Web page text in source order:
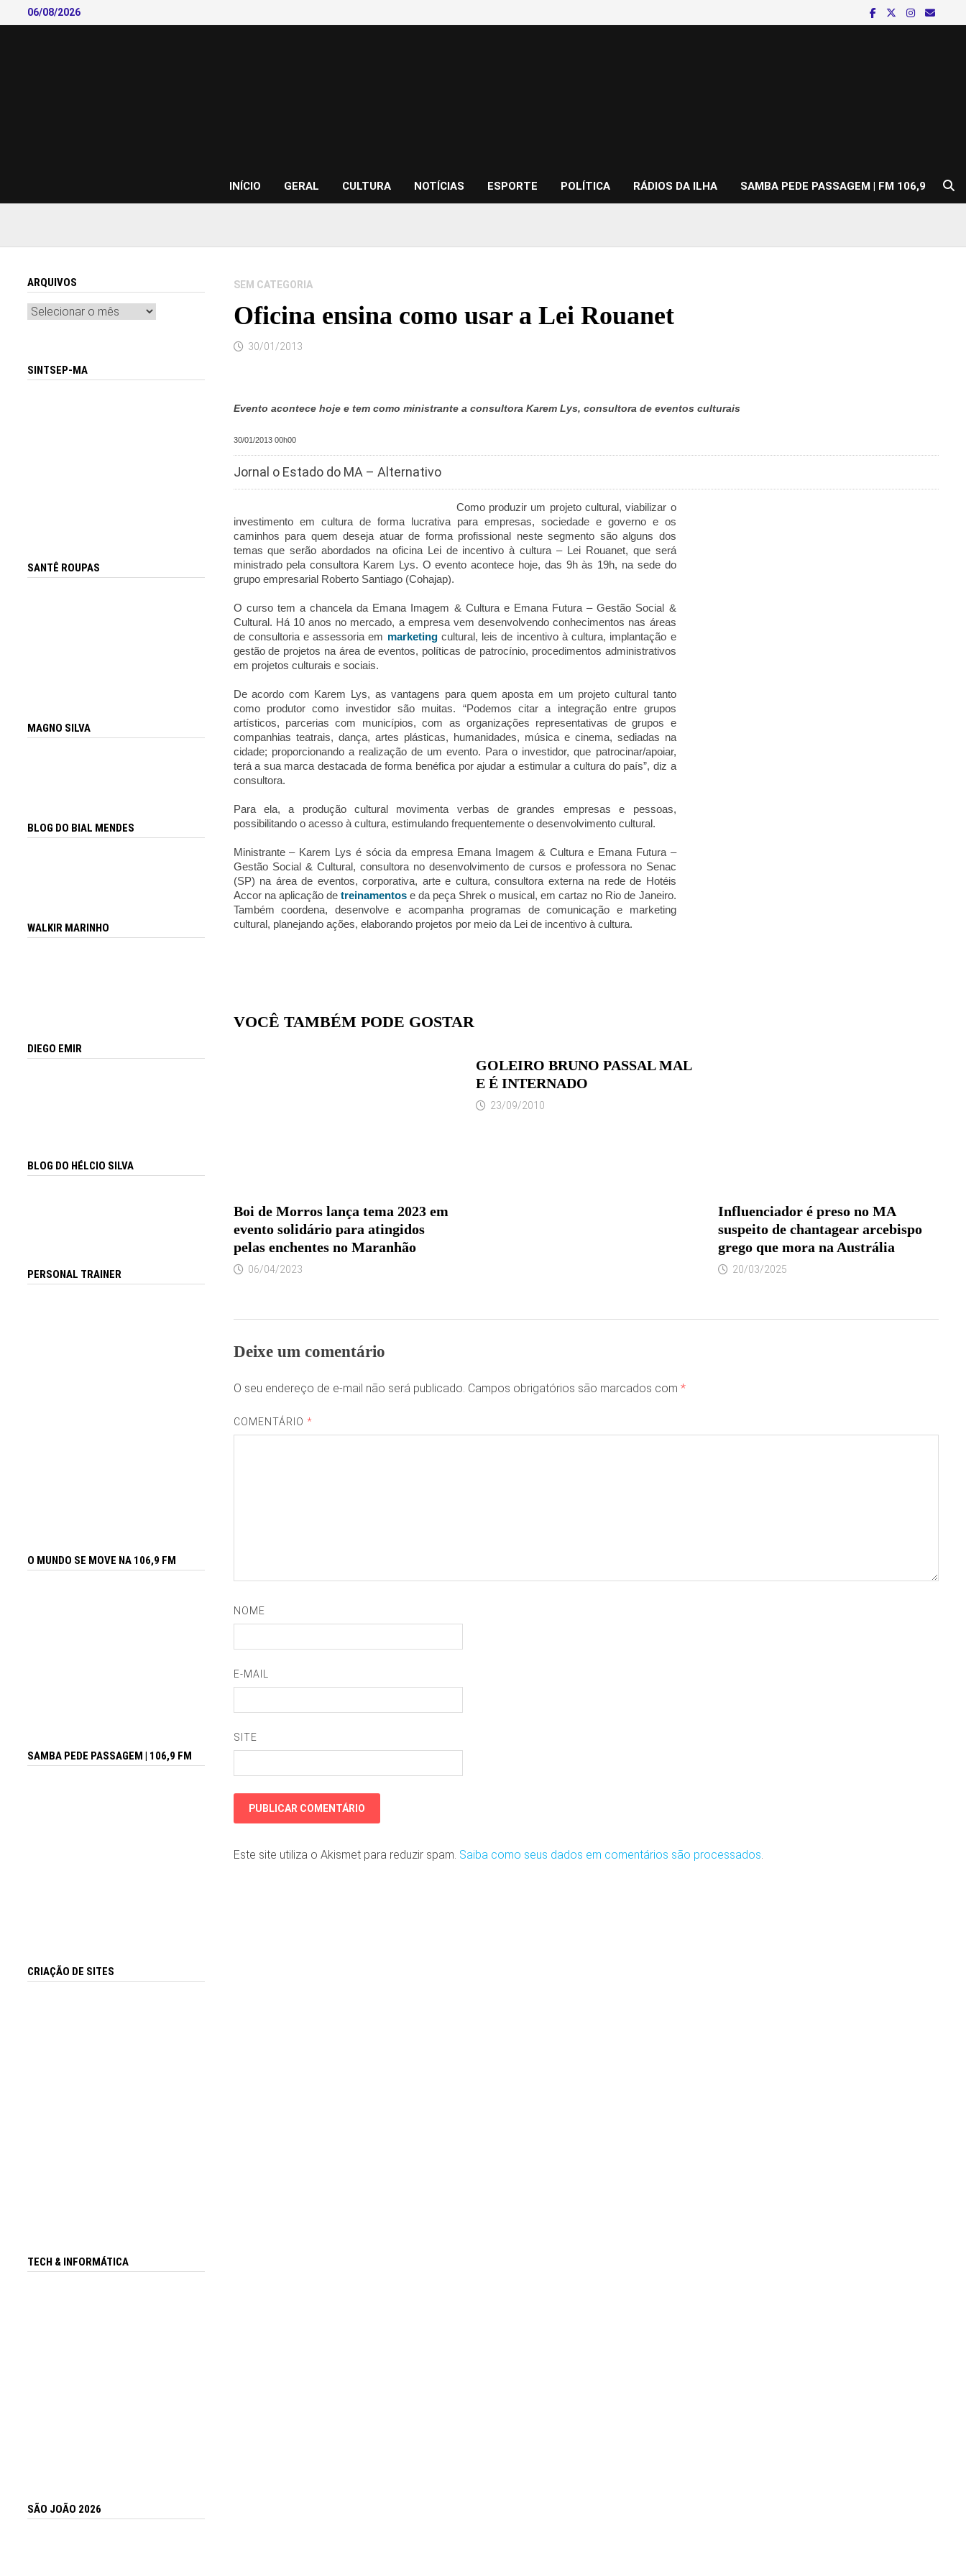
to
06/08/2026
INÍCIO GERAL CULTURA NOTÍCIAS ESPORTE POLÍTICA RÁDIOS DA ILHA SAMBA PEDE PASSAGEM | FM 106,9
SEM CATEGORIA
Oficina ensina como usar a Lei Rouanet
30/01/2013
Evento acontece hoje e tem como ministrante a consultora Karem Lys, consultora de eventos culturais
30/01/2013 00h00
Jornal o Estado do MA – Alternativo
Como produzir um projeto cultural, viabilizar o
investimento em cultura de forma lucrativa para empresas, sociedade e governo e os
caminhos para quem deseja atuar de forma profissional neste segmento são alguns dos
temas que serão abordados na oficina Lei de incentivo à cultura – Lei Rouanet, que será
ministrado pela consultora Karem Lys. O evento acontece hoje, das 9h às 19h, na sede do
grupo empresarial Roberto Santiago (Cohajap).
O curso tem a chancela da Emana Imagem & Cultura e Emana Futura – Gestão Social &
Cultural. Há 10 anos no mercado, a empresa vem desenvolvendo conhecimentos nas áreas
de consultoria e assessoria em marketingcultural, leis de incentivo à cultura, implantação e
gestão de projetos na área de eventos, políticas de patrocínio, procedimentos administrativos
em projetos culturais e sociais.
De acordo com Karem Lys, as vantagens para quem aposta em um projeto cultural tanto
como produtor como investidor são muitas. “Podemos citar a integração entre grupos
artísticos, parcerias com municípios, com as organizações representativas de grupos e
companhias teatrais, dança, artes plásticas, humanidades, música e cinema, sediadas na
cidade; proporcionando a realização de um evento. Para o investidor, que patrocinar/apoiar,
terá a sua marca destacada de forma benéfica por ajudar a estimular a cultura do país”, diz a
consultora.
Para ela, a produção cultural movimenta verbas de grandes empresas e pessoas,
possibilitando o acesso à cultura, estimulando frequentemente o desenvolvimento cultural.
Ministrante – Karem Lys é sócia da empresa Emana Imagem & Cultura e Emana Futura –
Gestão Social & Cultural, consultora no desenvolvimento de cursos e professora no Senac
(SP) na área de eventos, corporativa, arte e cultura, consultora externa na rede de Hotéis
Accor na aplicação de treinamentose da peça Shrek o musical, em cartaz no Rio de Janeiro.
Também coordena, desenvolve e acompanha programas de comunicação e marketing
cultural, planejando ações, elaborando projetos por meio da Lei de incentivo à cultura.
VOCÊ TAMBÉM PODE GOSTAR
Boi de Morros lança tema 2023 em
evento solidário para atingidos
pelas enchentes no Maranhão
06/04/2023
GOLEIRO BRUNO PASSAL MAL
E É INTERNADO
23/09/2010
Influenciador é preso no MA
suspeito de chantagear arcebispo
grego que mora na Austrália
20/03/2025
Deixe um comentário
O seu endereço de e-mail não será publicado. Campos obrigatórios são marcados com *
COMENTÁRIO*
NOME
E-MAIL
SITE
Este site utiliza o Akismet para reduzir spam. Saiba como seus dados em comentários são processados.
ARQUIVOS
Arquivos
SINTSEP-MA
SANTÊ ROUPAS
MAGNO SILVA
BLOG DO BIAL MENDES
WALKIR MARINHO
DIEGO EMIR
BLOG DO HÉLCIO SILVA
PERSONAL TRAINER
O MUNDO SE MOVE NA 106,9 FM
SAMBA PEDE PASSAGEM | 106,9 FM
CRIAÇÃO DE SITES
TECH & INFORMÁTICA
SÃO JOÃO 2026